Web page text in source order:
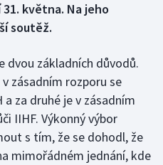
května. Na jeho
soutěž.
dvou základních důvodů.
zásadním rozporu se
za druhé je v zásadním
IIHF. Výkonný výbor
s tím, že se dohodl, že
mimořádném jednání, kde